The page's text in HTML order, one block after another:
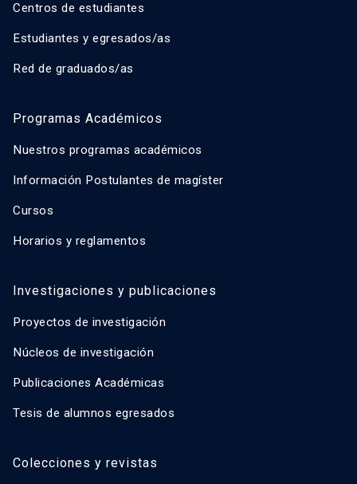
Centros de estudiantes
Estudiantes y egresados/as
Red de graduados/as
Programas Académicos
Nuestros programas académicos
Información Postulantes de magíster
Cursos
Horarios y reglamentos
Investigaciones y publicaciones
Proyectos de investigación
Núcleos de investigación
Publicaciones Académicas
Tesis de alumnos egresados
Colecciones y revistas